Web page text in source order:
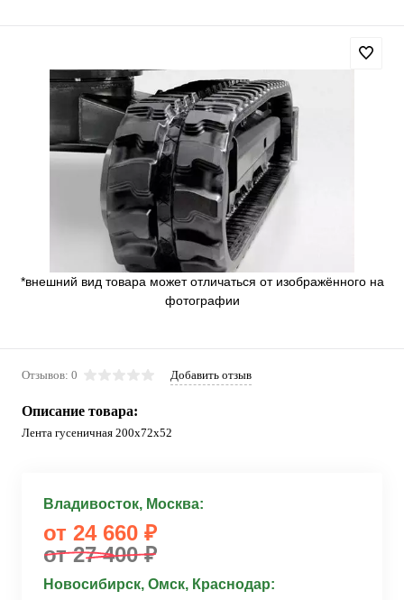
*внешний вид товара может отличаться от изображённого на
фотографии
Отзывов: 0 Добавить отзыв
Описание товара:
Лента гусеничная 200x72x52
Владивосток, Москва:
от 24 660 ₽
от 27 400 ₽
Новосибирск, Омск, Краснодар: